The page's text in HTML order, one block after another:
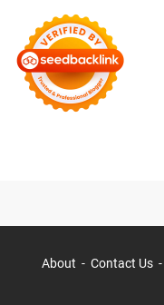
About Contact Us